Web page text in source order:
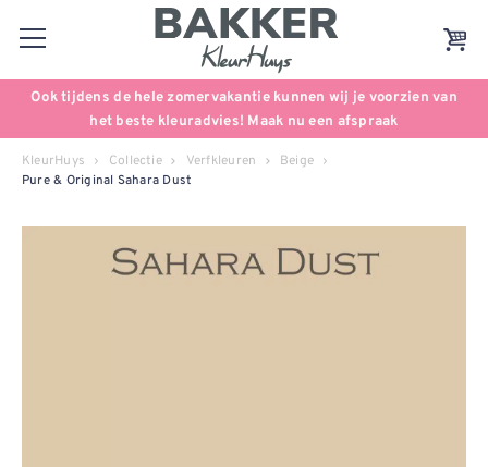
Ook tijdens de hele zomervakantie kunnen wij je voorzien van
het beste kleuradvies! Maak nu een afspraak
KleurHuys Collectie Verfkleuren Beige
Pure & Original Sahara Dust